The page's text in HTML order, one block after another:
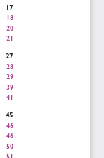
17
18
20
21
27
28
29
39
41
45
46
46
50
51